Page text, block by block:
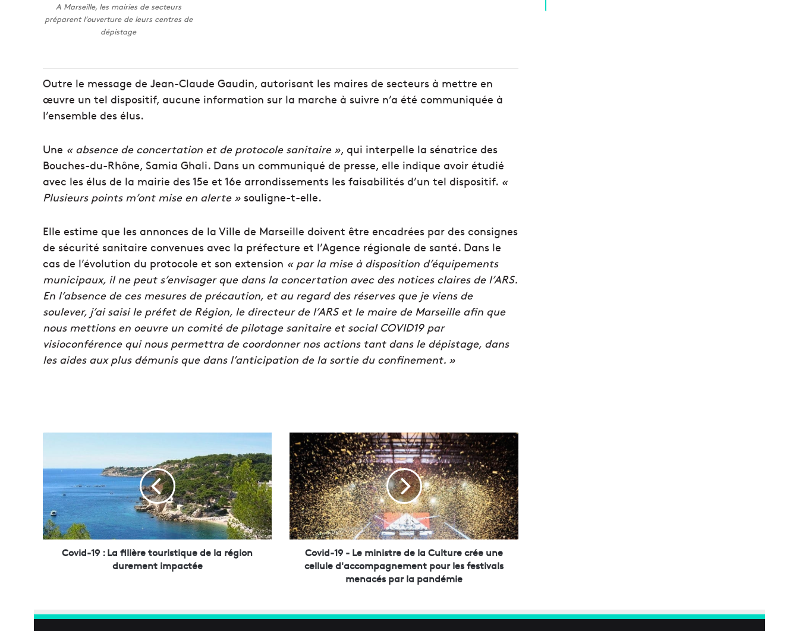
A Marseille, les mairies de secteurs
préparent l’ouverture de leurs centres de
dépistage
Outre le message de Jean-Claude Gaudin, autorisant les maires de secteurs à mettre en
œuvre un tel dispositif, aucune information sur la marche à suivre n’a été communiquée à
l’ensemble des élus.
Une « absence de concertation et de protocole sanitaire », qui interpelle la sénatrice des
Bouches-du-Rhône, Samia Ghali. Dans un communiqué de presse, elle indique avoir étudié
avec les élus de la mairie des 15e et 16e arrondissements les faisabilités d’un tel dispositif. «
Plusieurs points m’ont mise en alerte » souligne-t-elle.
Elle estime que les annonces de la Ville de Marseille doivent être encadrées par des consignes
de sécurité sanitaire convenues avec la préfecture et l’Agence régionale de santé. Dans le
cas de l’évolution du protocole et son extension « par la mise à disposition d’équipements
municipaux, il ne peut s’envisager que dans la concertation avec des notices claires de l’ARS.
En l’absence de ces mesures de précaution, et au regard des réserves que je viens de
soulever, j’ai saisi le préfet de Région, le directeur de l’ARS et le maire de Marseille afin que
nous mettions en oeuvre un comité de pilotage sanitaire et social COVID19 par
visioconférence qui nous permettra de coordonner nos actions tant dans le dépistage, dans
les aides aux plus démunis que dans l’anticipation de la sortie du confinement. »
d
1
9
l
Covid-19 : La filière touristique de la région
durement impactée
C
o
v
i
d
-
1
9
-
i
Covid-19 - Le ministre de la Culture crée une
cellule d'accompagnement pour les festivals
menacés par la pandémie